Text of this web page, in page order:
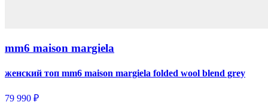
mm6 maison margiela
женский топ mm6 maison margiela folded wool blend grey
79 990 ₽